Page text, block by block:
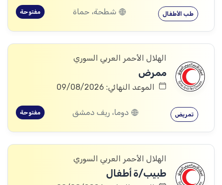
طب الأطفال شطحة، حماة مفتوحة
الهلال الأحمر العربي السوري
ممرض
الموعد النهائي: 09/08/2026
تمريض دوما، ريف دمشق مفتوحة
الهلال الأحمر العربي السوري
طبيب/ة أطفال